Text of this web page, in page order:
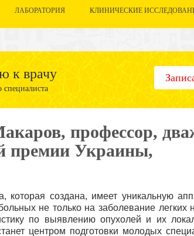
ЛАБОРАТОРИЯ КЛИНИЧЕСКИЕ
к врачу
профессор,
премии Украины,
которая создана, имеет уникальную
не только на заболевание легких
по выявлению опухолей и их
центром подготовки молодых